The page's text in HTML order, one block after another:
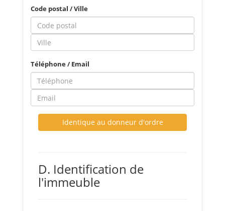
Code postal / Ville
Téléphone / Email
Identique au donneur d'ordre
D. Identification de
l'immeuble